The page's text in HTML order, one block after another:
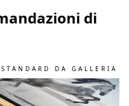
di
STANDARD DA GALLERIA